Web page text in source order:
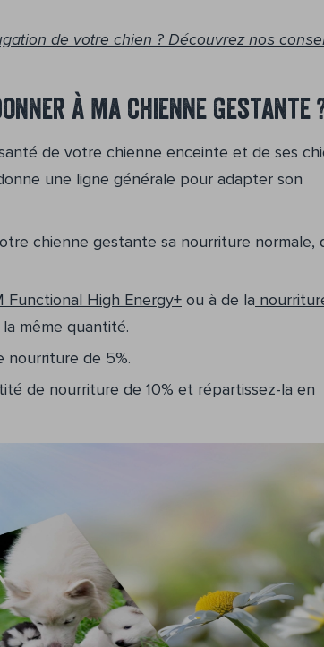
de votre chien ? Découvrez nos
à ma chienne gestante
de votre chienne enceinte et de ses
une ligne générale pour adapter son
chienne gestante sa nourriture normale,
Functional High Energy+ ou à de la
même quantité.
nourriture de 5%.
de nourriture de 10% et répartissez-la en